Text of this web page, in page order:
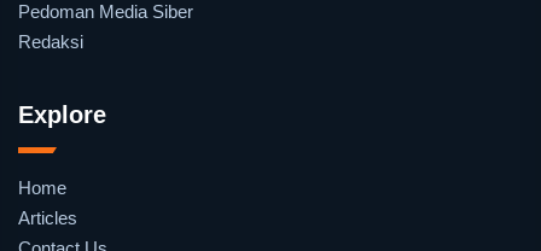
Pedoman Media Siber
Redaksi
Explore
Home
Articles